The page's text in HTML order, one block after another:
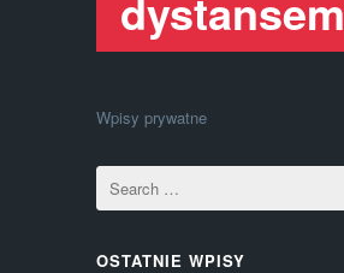
Wpisy prywatne
OSTATNIE WPISY